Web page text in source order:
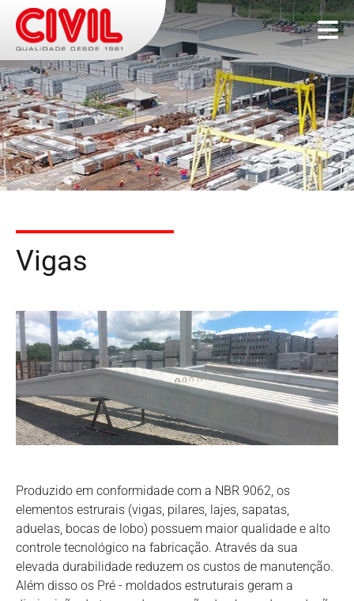
Vigas
Produzido em conformidade com a NBR 9062, os
elementos estrurais (vigas, pilares, lajes, sapatas,
aduelas, bocas de lobo) possuem maior qualidade e alto
controle tecnológico na fabricação. Através da sua
elevada durabilidade reduzem os custos de manutenção.
Além disso os Pré - moldados estruturais geram a